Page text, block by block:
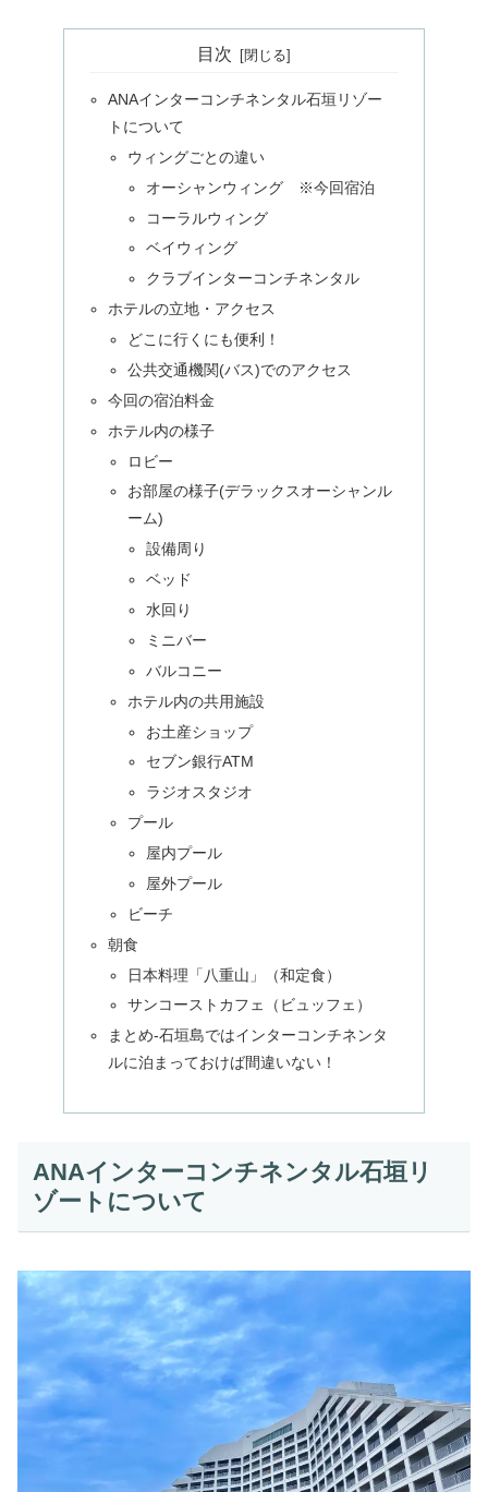
目次
ANAインターコンチネンタル石垣リゾー
トについて
ウィングごとの違い
オーシャンウィング ※今回宿泊
コーラルウィング
ベイウィング
クラブインターコンチネンタル
ホテルの立地・アクセス
どこに行くにも便利！
公共交通機関(バス)でのアクセス
今回の宿泊料金
ホテル内の様子
ロビー
お部屋の様子(デラックスオーシャンル
ーム)
設備周り
ベッド
水回り
ミニバー
バルコニー
ホテル内の共用施設
お土産ショップ
セブン銀行ATM
ラジオスタジオ
プール
屋内プール
屋外プール
ビーチ
朝食
日本料理「八重山」（和定食）
サンコーストカフェ（ビュッフェ）
まとめ-石垣島ではインターコンチネンタ
ルに泊まっておけば間違いない！
ANAインターコンチネンタル石垣リ
ゾートについて